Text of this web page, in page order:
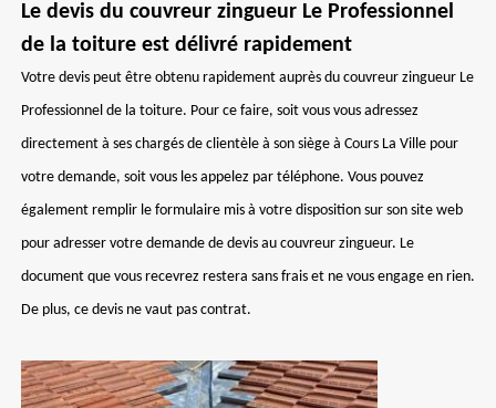
Le devis du couvreur zingueur Le Professionnel
de la toiture est délivré rapidement
Votre devis peut être obtenu rapidement auprès du couvreur zingueur Le
Professionnel de la toiture. Pour ce faire, soit vous vous adressez
directement à ses chargés de clientèle à son siège à Cours La Ville pour
votre demande, soit vous les appelez par téléphone. Vous pouvez
également remplir le formulaire mis à votre disposition sur son site web
pour adresser votre demande de devis au couvreur zingueur. Le
document que vous recevrez restera sans frais et ne vous engage en rien.
De plus, ce devis ne vaut pas contrat.